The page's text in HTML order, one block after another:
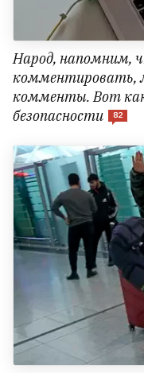
Народ, напомним,
комментировать,
комменты. Вот
безопасности
82